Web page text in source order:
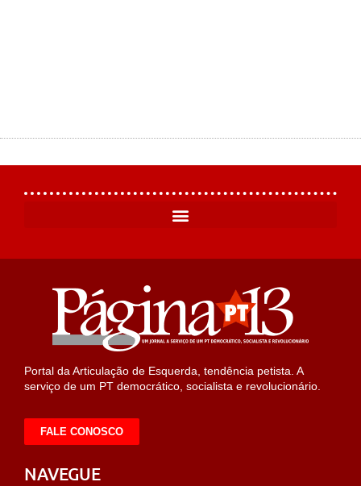
Portal da Articulação de Esquerda, tendência petista. A
serviço de um PT democrático, socialista e revolucionário.
FALE CONOSCO
NAVEGUE